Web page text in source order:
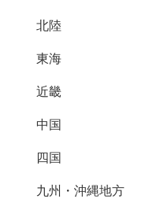
北陸
東海
近畿
中国
四国
九州・沖縄地方